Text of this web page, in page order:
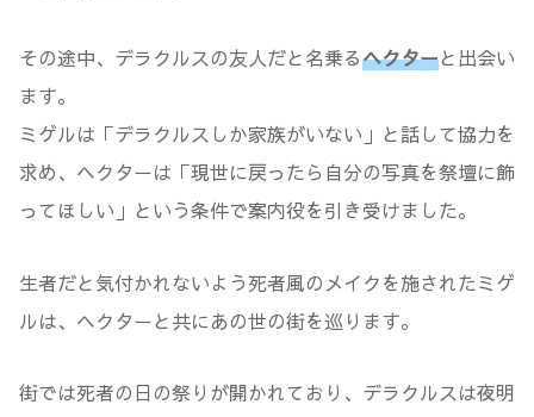
その途中、デラクルスの友人だと名乗るヘクターと出会い
ます。
ミゲルは「デラクルスしか家族がいない」と話して協力を
求め、ヘクターは「現世に戻ったら自分の写真を祭壇に飾
ってほしい」という条件で案内役を引き受けました。
生者だと気付かれないよう死者風のメイクを施されたミゲ
ルは、ヘクターと共にあの世の街を巡ります。
街では死者の日の祭りが開かれており、デラクルスは夜明